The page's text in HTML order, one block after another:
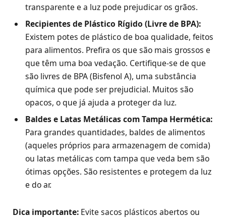
transparente e a luz pode prejudicar os grãos.
Recipientes de Plástico Rígido (Livre de BPA):
Existem potes de plástico de boa qualidade, feitos
para alimentos. Prefira os que são mais grossos e
que têm uma boa vedação. Certifique-se de que
são livres de BPA (Bisfenol A), uma substância
química que pode ser prejudicial. Muitos são
opacos, o que já ajuda a proteger da luz.
Baldes e Latas Metálicas com Tampa Hermética:
Para grandes quantidades, baldes de alimentos
(aqueles próprios para armazenagem de comida)
ou latas metálicas com tampa que veda bem são
ótimas opções. São resistentes e protegem da luz
e do ar.
Dica importante: Evite sacos plásticos abertos ou